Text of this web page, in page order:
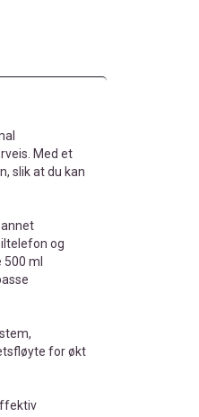
Med et
slik at du kan
og
ml
for økt